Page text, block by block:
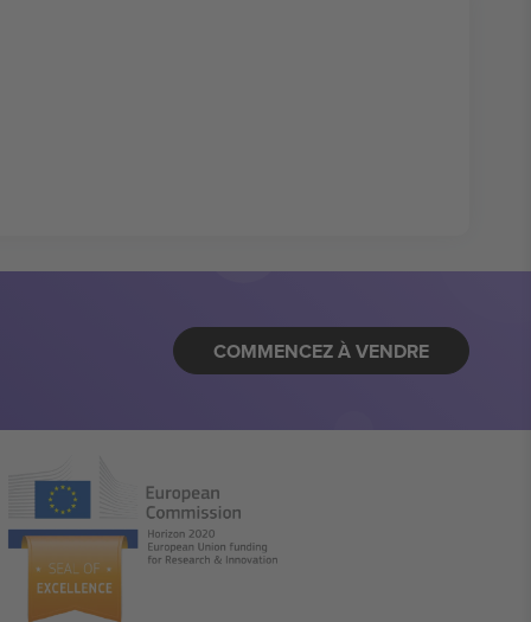
COMMENCEZ À VENDRE